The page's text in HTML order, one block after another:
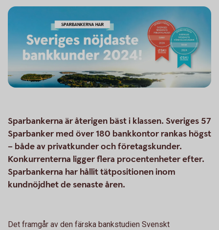
Sparbankerna är återigen bäst i klassen. Sveriges 57
Sparbanker med över 180 bankkontor rankas högst
– både av privatkunder och företagskunder.
Konkurrenterna ligger flera procentenheter efter.
Sparbankerna har hållit tätpositionen inom
kundnöjdhet de senaste åren.
Det framgår av den färska bankstudien Svenskt